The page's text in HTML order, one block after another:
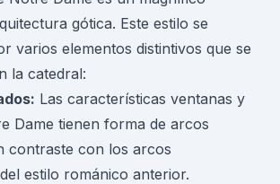
gótica. Este estilo se
varios elementos distintivos que se
la catedral:
Las características ventanas y
Dame tienen forma de arcos
contraste con los arcos
estilo románico anterior.